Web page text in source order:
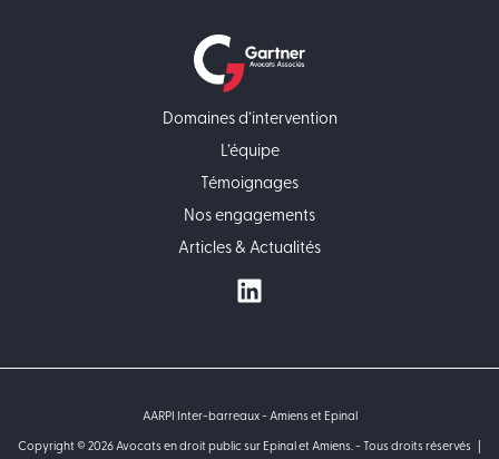
Domaines d’intervention
L’équipe
Témoignages
Nos engagements
Articles & Actualités
AARPI Inter-barreaux - Amiens et Epinal
Copyright © 2026 Avocats en droit public sur Epinal et Amiens. - Tous droits réservés |